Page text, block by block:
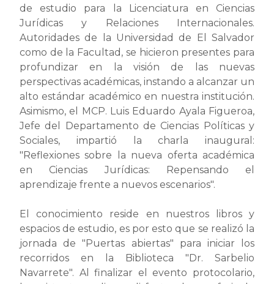
de estudio para la Licenciatura en Ciencias
Jurídicas y Relaciones Internacionales.
Autoridades de la Universidad de El Salvador
como de la Facultad, se hicieron presentes para
profundizar en la visión de las nuevas
perspectivas académicas, instando a alcanzar un
alto estándar académico en nuestra institución.
Asimismo, el MCP. Luis Eduardo Ayala Figueroa,
Jefe del Departamento de Ciencias Políticas y
Sociales, impartió la charla inaugural:
"Reflexiones sobre la nueva oferta académica
en Ciencias Jurídicas: Repensando el
aprendizaje frente a nuevos escenarios".
El conocimiento reside en nuestros libros y
espacios de estudio, es por esto que se realizó la
jornada de "Puertas abiertas" para iniciar los
recorridos en la Biblioteca "Dr. Sarbelio
Navarrete". Al finalizar el evento protocolario,